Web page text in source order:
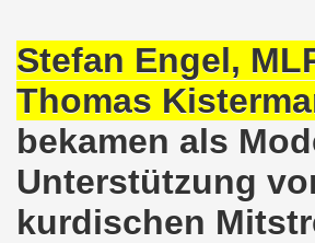
Stefan Engel,
Thomas
bekamen als
Unterstützung
kurdischen
am 13.12.2021 nimmt
am 06.12.2021 in Halle an
Bewegung am 08.11.2021 im
den 08.11.2021 Tag des
Armut und auch gegen